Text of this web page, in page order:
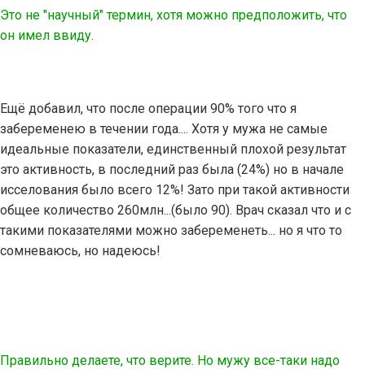
Это не "научный" термин, хотя можно предположить, что
он имел ввиду.
Ещё добавил, что после операции 90% того что я
забеременею в течении года.... Хотя у мужа не самые
идеальные показатели, единственный плохой результат
это активность, в последний раз была (24%) но в начале
исселования было всего 12%! Зато при такой активности
общее количество 260млн...(было 90). Врач сказал что и с
такими показателями можно забеременеть... но я что то
сомневаюсь, но надеюсь!
Правильно делаете, что верите. Но мужу все-таки надо